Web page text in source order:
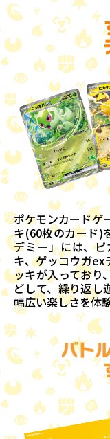
ポケモンカードゲ
キ(60枚のカード)
デミー」には、
キ、ゲッコウガ
ッキが入っており
どして、繰り返し
幅広い楽しさを体